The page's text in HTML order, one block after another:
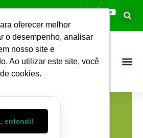
oferecer melhor
o desempenho, analisar
nosso site e
Ao utilizar este site, você
cookies.
entendi!